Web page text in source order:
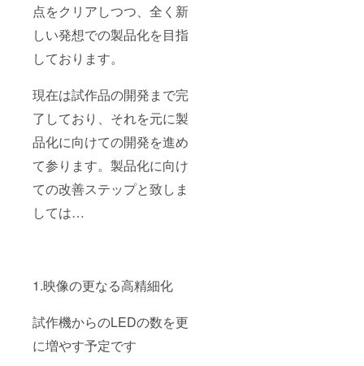
点をクリアしつつ、全く新
しい発想での製品化を目指
しております。
現在は試作品の開発まで完
了しており、それを元に製
品化に向けての開発を進め
て参ります。製品化に向け
ての改善ステップと致しま
しては…
1.映像の更なる高精細化
試作機からのLEDの数を更
に増やす予定です